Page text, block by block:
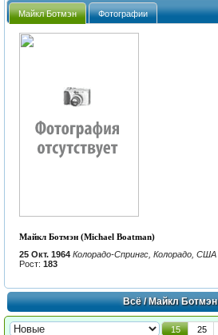
Майкл Ботмэн Фотографии
Майкл Ботмэн (Michael Boatman)
25 Окт. 1964 Колорадо-Спрингс, Колорадо, США
Рост: 183
Всё/ Майкл Ботмэн
15 25